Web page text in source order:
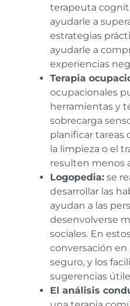
terapeuta
ayudarle a
estrategias
ayudarle a
experiencias
Terapia
ocupacionales
herramientas y
sobrecarga
planificar tareas
la limpieza o el
resulten menos
Logopedia:se
desarrollar las
ayudan a las
desenvolverse
sociales. En
conversación
seguro, y los
sugerencias
El análisis